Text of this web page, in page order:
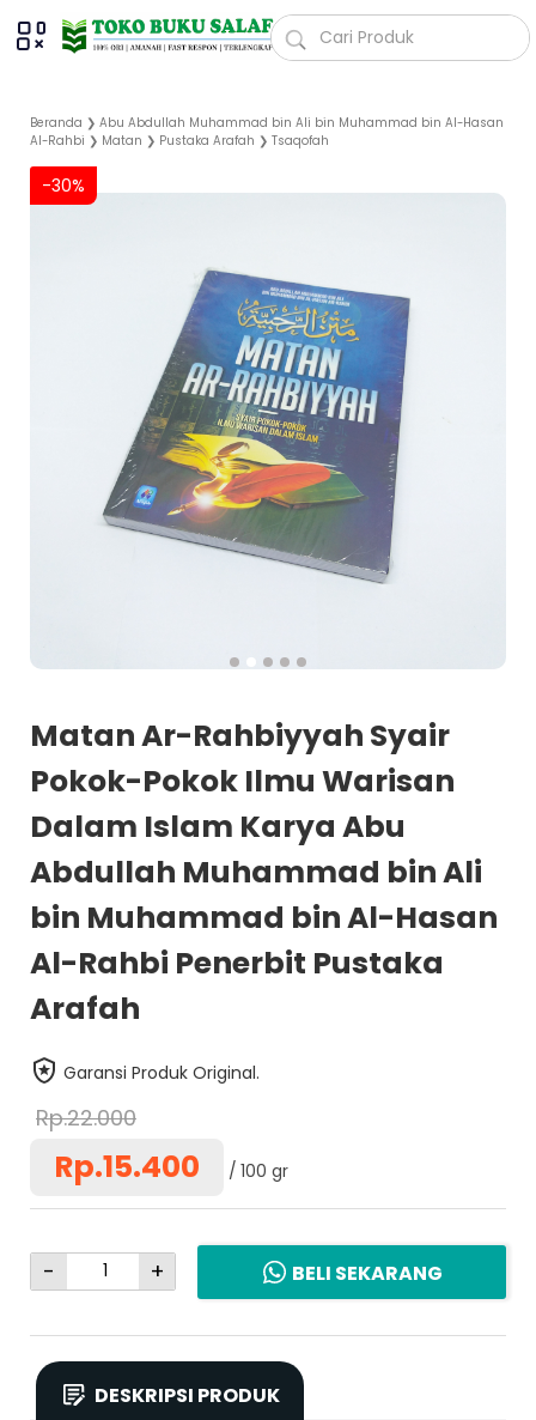
Beranda ❯ Abu Abdullah Muhammad bin Ali bin Muhammad bin Al-Hasan
Al-Rahbi ❯ Matan ❯ Pustaka Arafah ❯ Tsaqofah
-30%
Matan Ar-Rahbiyyah Syair
Pokok-Pokok Ilmu Warisan
Dalam Islam Karya Abu
Abdullah Muhammad bin Ali
bin Muhammad bin Al-Hasan
Al-Rahbi Penerbit Pustaka
Arafah
Garansi Produk Original.
Rp.22.000
Rp.15.400 100 gr
- + BELI SEKARANG
DESKRIPSI PRODUK